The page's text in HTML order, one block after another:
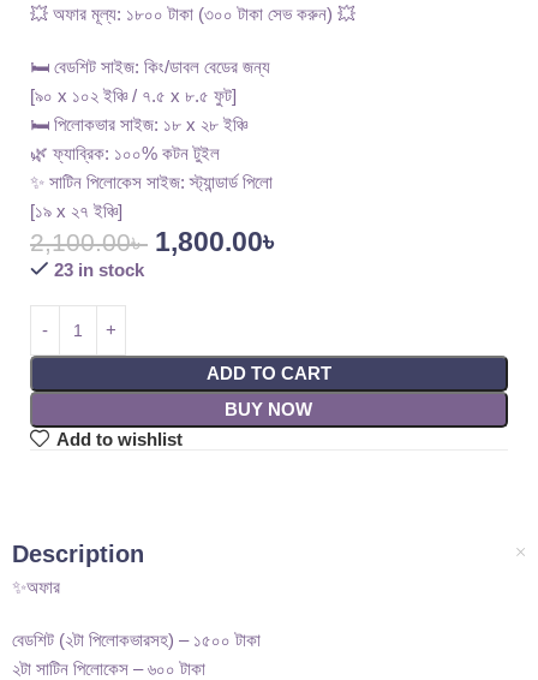
💥 অফার মূল্য: ১৮০০ টাকা (৩০০ টাকা সেভ করুন) 💥
🛏️ বেডশিট সাইজ: কিং/ডাবল বেডের জন্য
[৯০ x ১০২ ইঞ্চি / ৭.৫ x ৮.৫ ফুট]
🛏️ পিলোকভার সাইজ: ১৮ x ২৮ ইঞ্চি
🌿 ফ্যাব্রিক: ১০০% কটন টুইল
✨ সাটিন পিলোকেস সাইজ: স্ট্যান্ডার্ড পিলো
[১৯ x ২৭ ইঞ্চি]
2,100.00৳ 1,800.00৳
23 in stock
ADD TO CART
BUY NOW
Add to wishlist
Description
✨অফার
বেডশিট (২টা পিলোকভারসহ) – ১৫০০ টাকা
২টা সাটিন পিলোকেস – ৬০০ টাকা